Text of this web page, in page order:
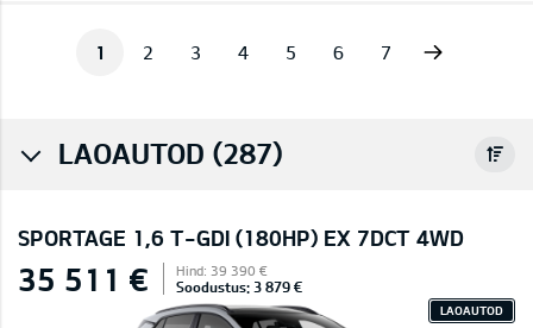
1 2 3 4 5 6 7
LAOAUTOD (287)
SPORTAGE 1,6 T-GDI (180HP) EX 7DCT 4WD
35 511 € Hind: 39 390 €
Soodustus: 3 879 €
LAOAUTOD